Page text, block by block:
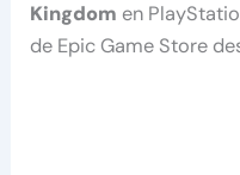
Kingdom en
de Epic Game Store